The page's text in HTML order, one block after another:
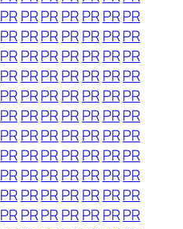
PRPRPRPRPR PRPR
PRPRPRPRPR PRPR
PRPRPRPRPR PRPR
PRPRPRPRPR PRPR
PRPRPRPRPR PRPR
PRPRPRPRPR PRPR
PRPRPRPRPR PRPR
PRPRPRPRPR PRPR
PRPRPRPRPR PRPR
PRPRPRPRPR PRPR
PRPRPRPRPR PRPR